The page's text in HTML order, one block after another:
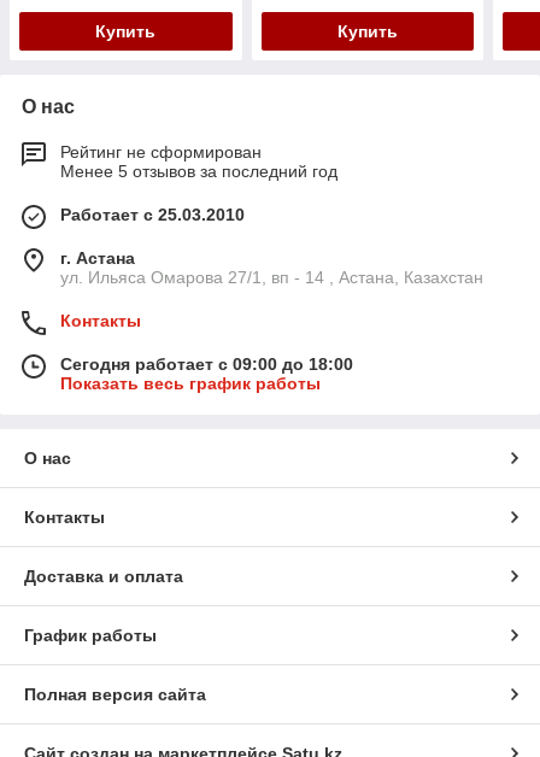
Купить Купить
О нас
Рейтинг не сформирован
Менее 5 отзывов за последний год
Работает с 25.03.2010
г. Астана
ул. Ильяса Омарова 27/1, вп - 14 , Астана, Казахстан
Контакты
Сегодня работает с 09:00 до 18:00
Показать весь график работы
О нас
Контакты
Доставка и оплата
График работы
Полная версия сайта